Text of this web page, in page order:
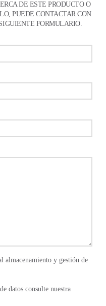
DE ESTE PRODUCTO O
PUEDE CONTACTAR CON
FORMULARIO.
almacenamiento y gestión de
datos consulte nuestra